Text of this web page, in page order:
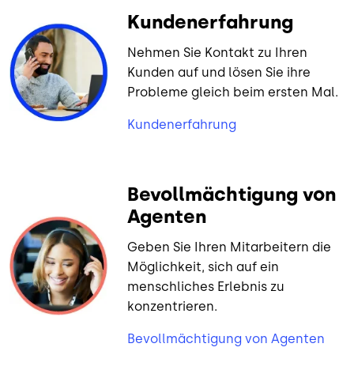
Kundenerfahrung
Nehmen Sie Kontakt zu Ihren
Kunden auf und lösen Sie ihre
Probleme gleich beim ersten Mal.
Kundenerfahrung
Bevollmächtigung von
Agenten
Geben Sie Ihren Mitarbeitern die
Möglichkeit, sich auf ein
menschliches Erlebnis zu
konzentrieren.
Bevollmächtigung von Agenten